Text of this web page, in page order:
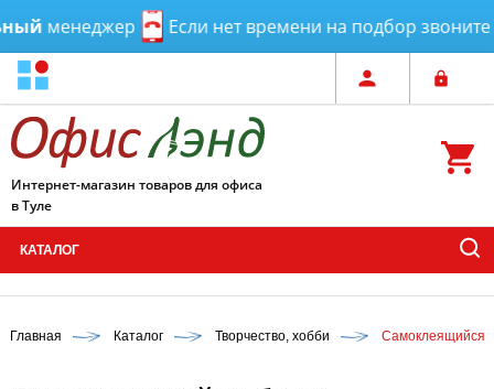
менеджер Если нет времени на подбор звоните
Интернет-магазин товаров для офиса
в Туле
КАТАЛОГ
Главная Каталог Творчество, хобби Самоклеящийся